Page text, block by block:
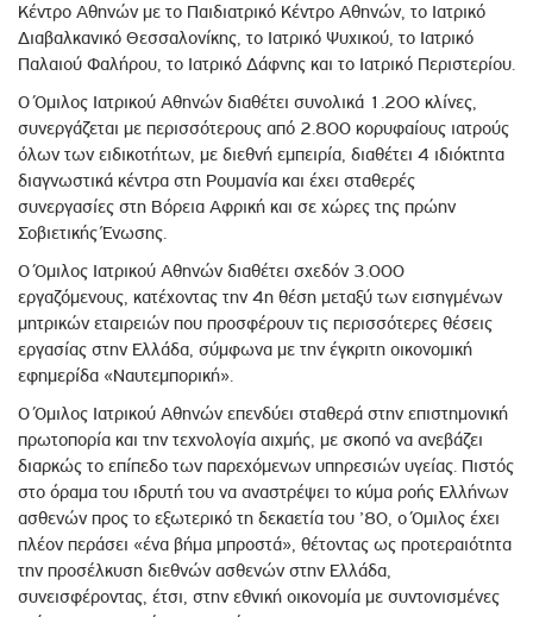
Κέντρο Αθηνών με το Παιδιατρικό Κέντρο Αθηνών, το Ιατρικό
Διαβαλκανικό Θεσσαλονίκης, το Ιατρικό Ψυχικού, το Ιατρικό
Παλαιού Φαλήρου, το Ιατρικό Δάφνης και το Ιατρικό Περιστερίου.
Ο Όμιλος Ιατρικού Αθηνών διαθέτει συνολικά 1.200 κλίνες,
συνεργάζεται με περισσότερους από 2.800 κορυφαίους ιατρούς
όλων των ειδικοτήτων, με διεθνή εμπειρία, διαθέτει 4 ιδιόκτητα
διαγνωστικά κέντρα στη Ρουμανία και έχει σταθερές
συνεργασίες στη Βόρεια Αφρική και σε χώρες της πρώην
Σοβιετικής Ένωσης.
Ο Όμιλος Ιατρικού Αθηνών διαθέτει σχεδόν 3.000
εργαζόμενους, κατέχοντας την 4η θέση μεταξύ των εισηγμένων
μητρικών εταιρειών που προσφέρουν τις περισσότερες θέσεις
εργασίας στην Ελλάδα, σύμφωνα με την έγκριτη οικονομική
εφημερίδα «Ναυτεμπορική».
Ο Όμιλος Ιατρικού Αθηνών επενδύει σταθερά στην επιστημονική
πρωτοπορία και την τεχνολογία αιχμής, με σκοπό να ανεβάζει
διαρκώς το επίπεδο των παρεχόμενων υπηρεσιών υγείας. Πιστός
στο όραμα του ιδρυτή του να αναστρέψει το κύμα ροής Ελλήνων
ασθενών προς το εξωτερικό τη δεκαετία του ’80, ο Όμιλος έχει
πλέον περάσει «ένα βήμα μπροστά», θέτοντας ως προτεραιότητα
την προσέλκυση διεθνών ασθενών στην Ελλάδα,
συνεισφέροντας, έτσι, στην εθνική οικονομία με συντονισμένες